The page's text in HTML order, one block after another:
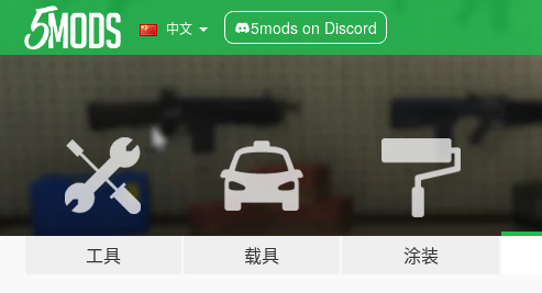
中文 5mods on Discord
工具 载具 涂装